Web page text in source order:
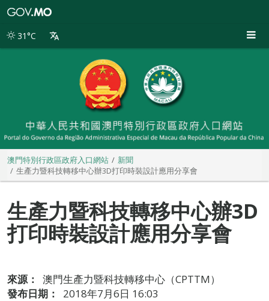
別
31°C
澳門特別行政區政府入口網站
新聞
生產力暨科技轉移中心辦3D打印時裝設計應用分享會
生產力暨科技轉移中心辦3D
打印時裝設計應用分享會
來源：
澳門生產力暨科技轉移中心（CPTTM）
發布日期：
2018年7月6日 16:03